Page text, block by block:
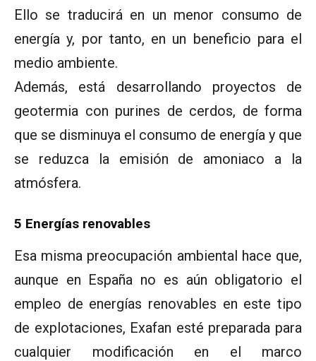
Ello se traducirá en un menor consumo de
energía y, por tanto, en un beneficio para el
medio ambiente.
Además, está desarrollando proyectos de
geotermia con purines de cerdos, de forma
que se disminuya el consumo de energía y que
se reduzca la emisión de amoniaco a la
atmósfera.
5 Energías renovables
Esa misma preocupación ambiental hace que,
aunque en España no es aún obligatorio el
empleo de energías renovables en este tipo
de explotaciones, Exafan esté preparada para
cualquier modificación en el marco